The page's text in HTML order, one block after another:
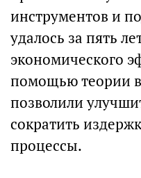
инструментов и
удалось за пять
экономического
помощью теории
позволили
сократить
процессы.